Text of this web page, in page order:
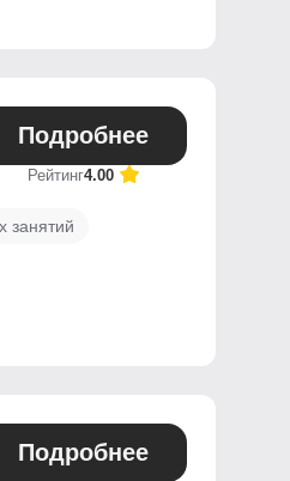
Подробнее
Рейтинг4.00
занятий
Подробнее